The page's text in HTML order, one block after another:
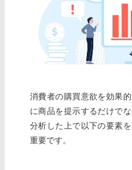
消費者の購買意欲を効果
に商品を提示するだけで
分析した上で以下の要素
重要です。